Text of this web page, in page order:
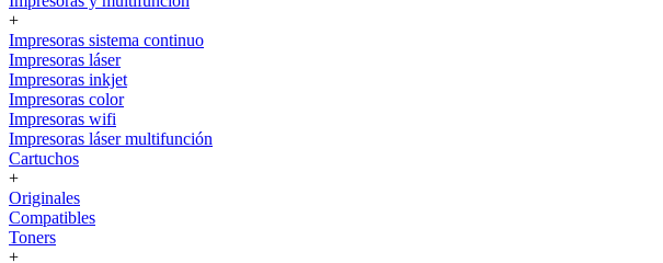
+
Impresoras sistema continuo
Impresoras láser
Impresoras inkjet
Impresoras color
Impresoras wifi
Impresoras láser multifunción
Cartuchos
+
Originales
Compatibles
Toners
+